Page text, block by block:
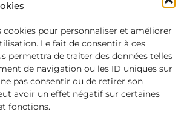
cookies pour personnaliser et améliorer
Le fait de consentir à ces
permettra de traiter des données telles
de navigation ou les ID uniques sur
pas consentir ou de retirer son
avoir un effet négatif sur certaines
fonctions.
A propos
la Communauté de Communes
en Aquitaine